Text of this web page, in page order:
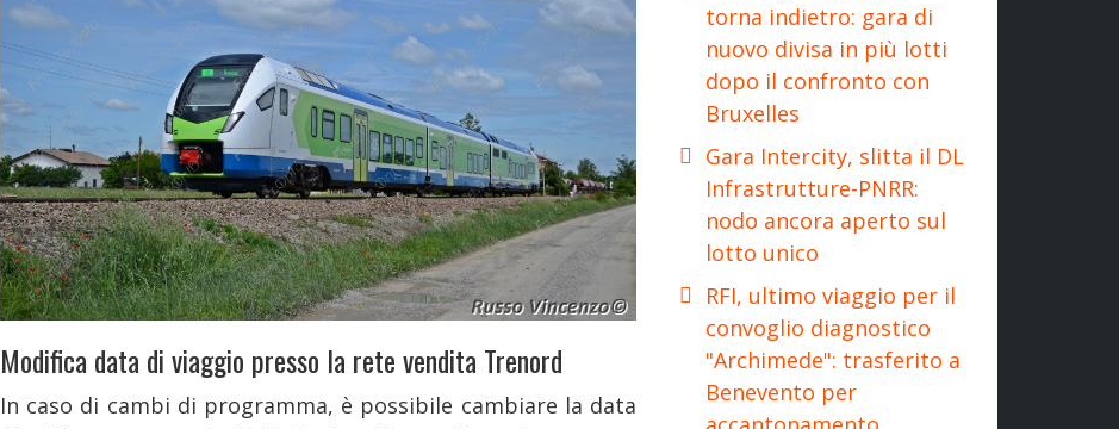
Modifica data di viaggio presso la rete vendita Trenord
In caso di cambi di programma, è possibile cambiare la data
torna indietro: gara di
nuovo divisa in più lotti
dopo il confronto con
Bruxelles
Gara Intercity, slitta il DL
Infrastrutture-PNRR:
nodo ancora aperto sul
lotto unico
RFI, ultimo viaggio per il
convoglio diagnostico
"Archimede": trasferito a
Benevento per